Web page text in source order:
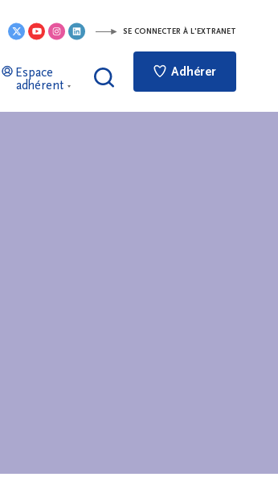
SE CONNECTER À L'EXTRANET
Espace
adhérent
Adhérer